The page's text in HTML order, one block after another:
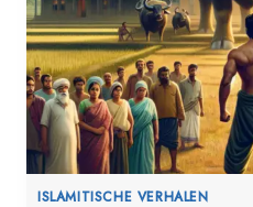
ISLAMITISCHE VERHALEN